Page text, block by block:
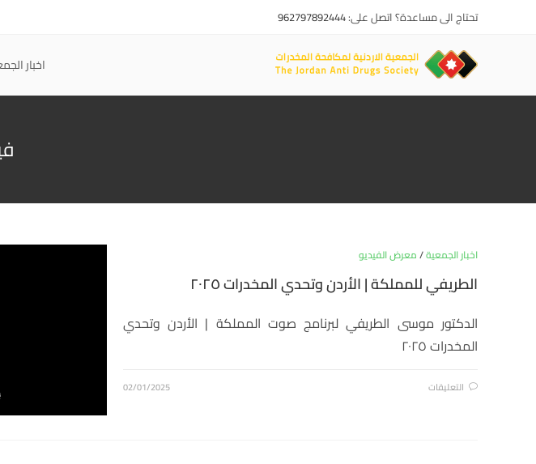
تحتاج الى مساعدة؟ اتصل على:962797892444
اخبار
اخبار الجمعية/معرض الفيديو
الطريفي للمملكة | الأردن وتحدي المخدرات ٢٠٢٥
الدكتور موسى الطريفي لبرنامج صوت المملكة | الأردن وتحدي
المخدرات ٢٠٢٥
التعليقات 02/01/2025